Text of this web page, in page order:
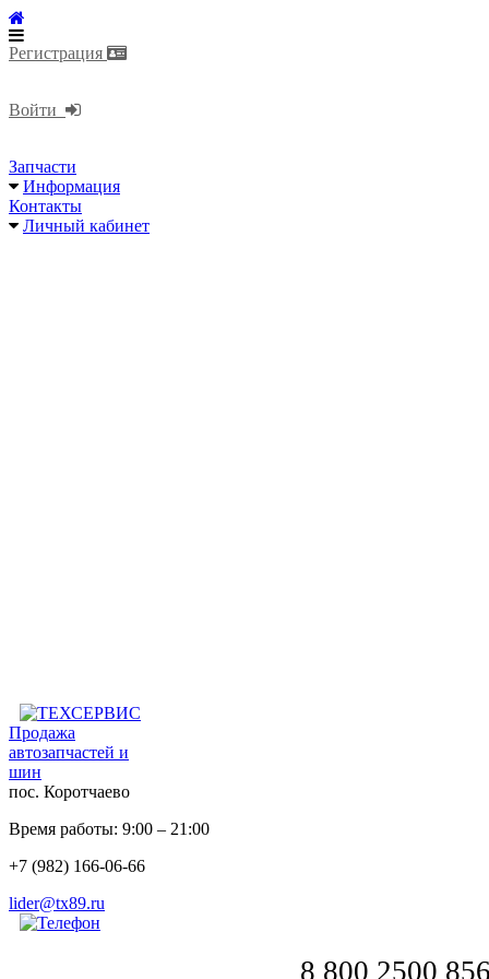
Регистрация
Войти
Запчасти
Информация
Контакты
Личный кабинет
Продажа
автозапчастей и
шин
пос. Коротчаево
Время работы: 9:00 – 21:00
+7 (982) 166-06-66
lider@tx89.ru
8 800 2500